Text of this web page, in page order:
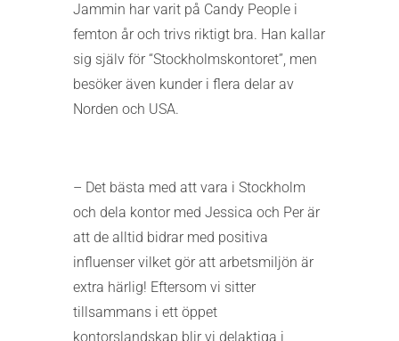
Jammin har varit på Candy People i
femton år och trivs riktigt bra. Han kallar
sig själv för “Stockholmskontoret”, men
besöker även kunder i flera delar av
Norden och USA.
– Det bästa med att vara i Stockholm
och dela kontor med Jessica och Per är
att de alltid bidrar med positiva
influenser vilket gör att arbetsmiljön är
extra härlig! Eftersom vi sitter
tillsammans i ett öppet
kontorslandskap blir vi delaktiga i